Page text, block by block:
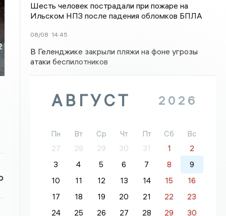
Шесть человек пострадали при пожаре на
Ильском НПЗ после падения обломков БПЛА
08/08 14:45
В Геленджике закрыли пляжи на фоне угрозы
атаки беспилотников
АВГУСТ 2026
Пн Вт Ср Чт Пт Сб
Вс
27
28 29 30 31 1
2
3
4 5 6 7 8
9
10
11 12 13 14 15
16
17
18 19 20 21 22
23
24
25 26 27 28 29 30